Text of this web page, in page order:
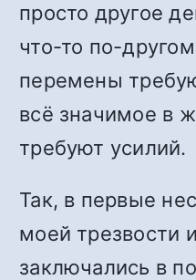
просто другое
что-то по-
перемены
всё значимое в
требуют усилий.
Так, в первые
моей трезвости
заключались в